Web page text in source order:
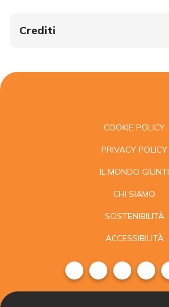
Crediti
COOKIE POLICY
PRIVACY POLICY
IL MONDO GIUNTI
CHI SIAMO
SOSTENIBILITÀ
ACCESSIBILITÀ